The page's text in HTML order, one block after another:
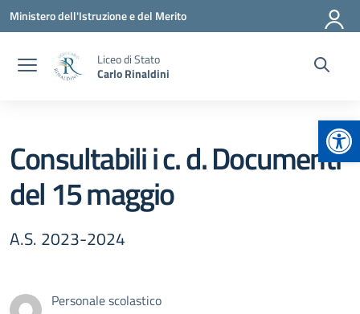
Vai ai contenuti
Vai al menu di navigazione
Vai al footer
Ministero dell'Istruzione e del Merito
Liceo di Stato
Carlo Rinaldini
Consultabili i c. d. Documenti
del 15 maggio
A.S. 2023-2024
Personale scolastico